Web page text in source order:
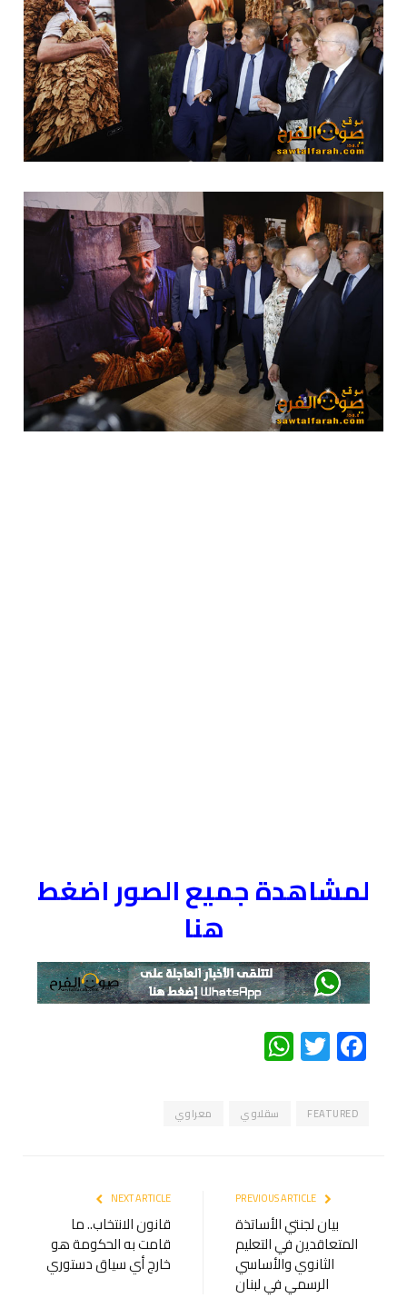
لمشاهدة جميع الصور اضغط
هنا
Facebook
Twitter
WhatsApp
FEATURED سقلاوي معراوي
بيان لجنتي الأساتذة
المتعاقدين في التعليم
الثانوي والأساسي
الرسمي في لبنان
NEXT ARTICLE
قانون الانتخاب.. ما
قامت به الحكومة هو
خارج أي سياق دستوري